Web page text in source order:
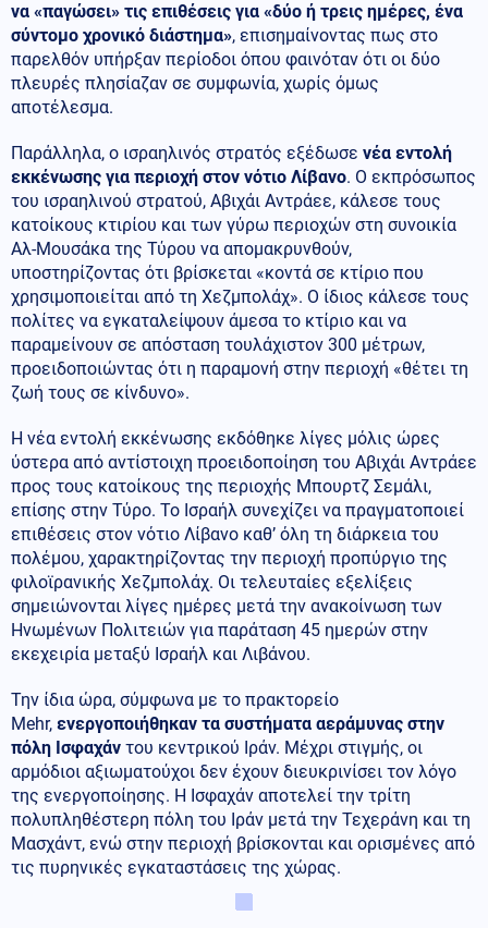
να «παγώσει» τις επιθέσεις για «δύο ή τρεις ημέρες, ένα
σύντομο χρονικό διάστημα», επισημαίνοντας πως στο
παρελθόν υπήρξαν περίοδοι όπου φαινόταν ότι οι δύο
πλευρές πλησίαζαν σε συμφωνία, χωρίς όμως
αποτέλεσμα.
Παράλληλα, ο ισραηλινός στρατός εξέδωσε νέα εντολή
εκκένωσης για περιοχή στον νότιο Λίβανο. Ο εκπρόσωπος
του ισραηλινού στρατού, Αβιχάι Αντράεε, κάλεσε τους
κατοίκους κτιρίου και των γύρω περιοχών στη συνοικία
Αλ-Μουσάκα της Τύρου να απομακρυνθούν,
υποστηρίζοντας ότι βρίσκεται «κοντά σε κτίριο που
χρησιμοποιείται από τη Χεζμπολάχ». Ο ίδιος κάλεσε τους
πολίτες να εγκαταλείψουν άμεσα το κτίριο και να
παραμείνουν σε απόσταση τουλάχιστον 300 μέτρων,
προειδοποιώντας ότι η παραμονή στην περιοχή «θέτει τη
ζωή τους σε κίνδυνο».
Η νέα εντολή εκκένωσης εκδόθηκε λίγες μόλις ώρες
ύστερα από αντίστοιχη προειδοποίηση του Αβιχάι Αντράεε
προς τους κατοίκους της περιοχής Μπουρτζ Σεμάλι,
επίσης στην Τύρο. Το Ισραήλ συνεχίζει να πραγματοποιεί
επιθέσεις στον νότιο Λίβανο καθ’ όλη τη διάρκεια του
πολέμου, χαρακτηρίζοντας την περιοχή προπύργιο της
φιλοϊρανικής Χεζμπολάχ. Οι τελευταίες εξελίξεις
σημειώνονται λίγες ημέρες μετά την ανακοίνωση των
Ηνωμένων Πολιτειών για παράταση 45 ημερών στην
εκεχειρία μεταξύ Ισραήλ και Λιβάνου.
Την ίδια ώρα, σύμφωνα με το πρακτορείο
Mehr, ενεργοποιήθηκαν τα συστήματα αεράμυνας στην
πόλη Ισφαχάν του κεντρικού Ιράν. Μέχρι στιγμής, οι
αρμόδιοι αξιωματούχοι δεν έχουν διευκρινίσει τον λόγο
της ενεργοποίησης. Η Ισφαχάν αποτελεί την τρίτη
πολυπληθέστερη πόλη του Ιράν μετά την Τεχεράνη και τη
Μασχάντ, ενώ στην περιοχή βρίσκονται και ορισμένες από
τις πυρηνικές εγκαταστάσεις της χώρας.